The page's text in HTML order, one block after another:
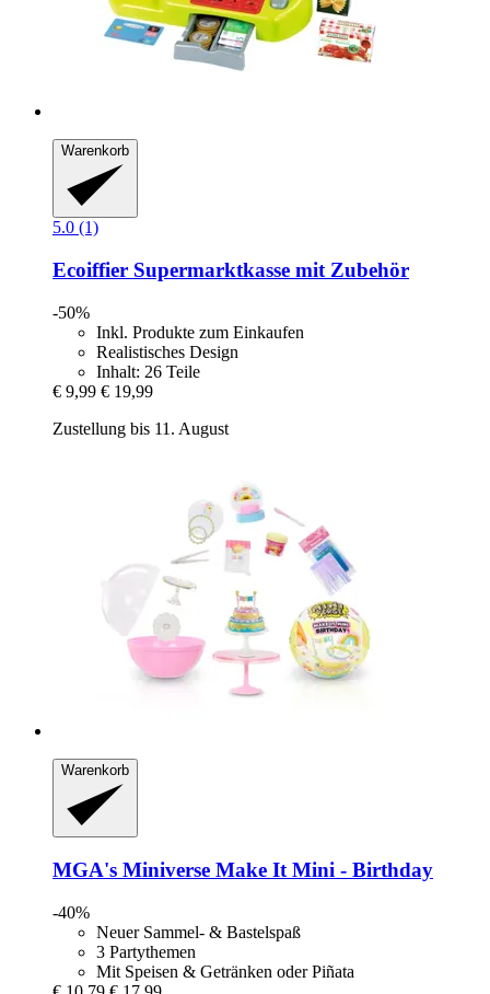
Warenkorb
5.0 (1)
Ecoiffier Supermarktkasse mit Zubehör
-50%
Inkl. Produkte zum Einkaufen
Realistisches Design
Inhalt: 26 Teile
€ 9,99 € 19,99
Zustellung bis 11. August
Warenkorb
MGA's Miniverse Make It Mini -​ Birthday
-40%
Neuer Sammel- & Bastelspaß
3 Partythemen
Mit Speisen & Getränken oder Piñata